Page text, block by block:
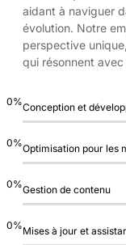
aidant à naviguer
évolution. Notre
perspective
qui résonnent
Conception et
0%
Optimisation pour les
0%
Gestion de contenu
0%
Mises à jour et
0%